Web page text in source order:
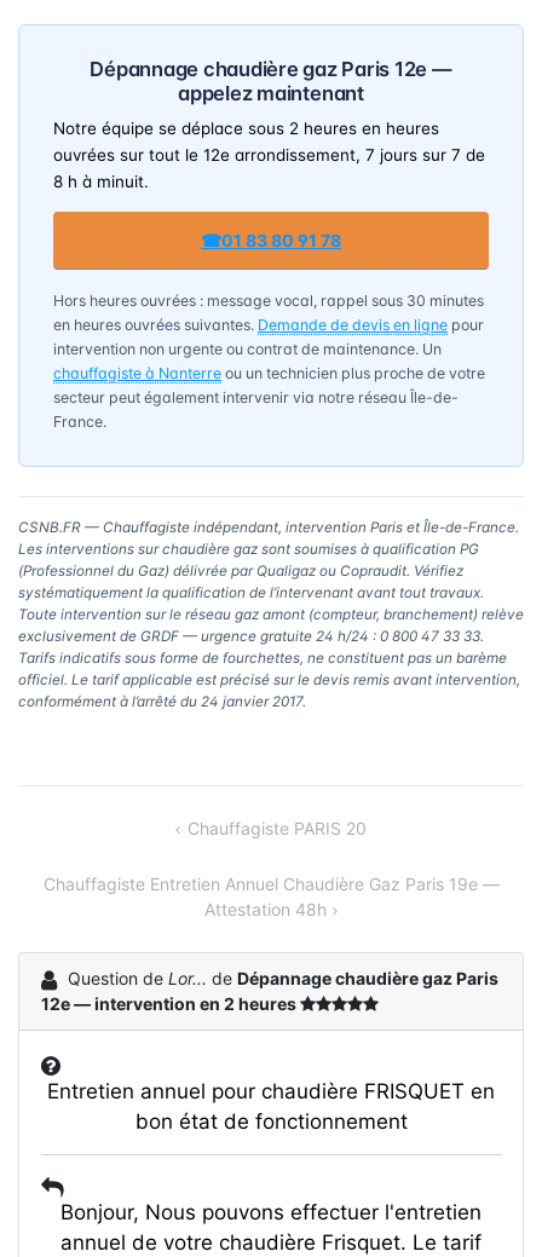
Dépannage chaudière gaz Paris 12e —
appelez maintenant
Notre équipe se déplace sous 2 heures en heures
ouvrées sur tout le 12e arrondissement, 7 jours sur 7 de
8 h à minuit.
☎01 83 80 91 78
Hors heures ouvrées : message vocal, rappel sous 30 minutes
en heures ouvrées suivantes. Demande de devis en ligne pour
intervention non urgente ou contrat de maintenance. Un
chauffagiste à Nanterre ou un technicien plus proche de votre
secteur peut également intervenir via notre réseau Île-de-
France.
CSNB.FR — Chauffagiste indépendant, intervention Paris et Île-de-France.
Les interventions sur chaudière gaz sont soumises à qualification PG
(Professionnel du Gaz) délivrée par Qualigaz ou Copraudit. Vérifiez
systématiquement la qualification de l’intervenant avant tout travaux.
Toute intervention sur le réseau gaz amont (compteur, branchement) relève
exclusivement de GRDF — urgence gratuite 24 h/24 : 0 800 47 33 33.
Tarifs indicatifs sous forme de fourchettes, ne constituent pas un barème
officiel. Le tarif applicable est précisé sur le devis remis avant intervention,
conformément à l’arrêté du 24 janvier 2017.
l’article
Chauffagiste PARIS 20
Chauffagiste Entretien Annuel Chaudière Gaz Paris 19e —
Attestation 48h
Question de Lor... de Dépannage chaudière gaz Paris
12e — intervention en 2 heures
Entretien annuel pour chaudière FRISQUET en
bon état de fonctionnement
Bonjour, Nous pouvons effectuer l'entretien
annuel de votre chaudière Frisquet. Le tarif